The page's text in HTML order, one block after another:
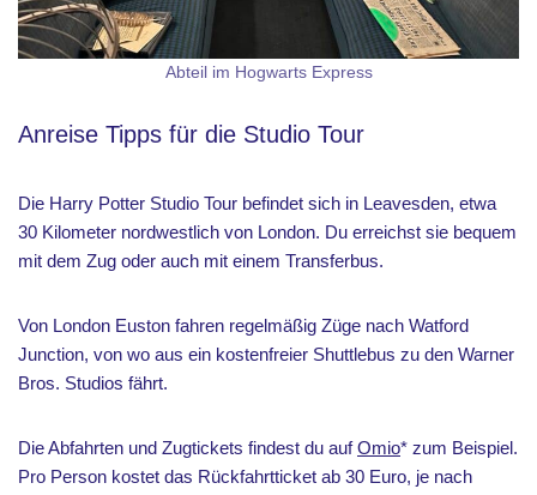
Abteil im Hogwarts Express
Anreise Tipps für die Studio Tour
Die Harry Potter Studio Tour befindet sich in Leavesden, etwa
30 Kilometer nordwestlich von London. Du erreichst sie bequem
mit dem Zug oder auch mit einem Transferbus.
Von London Euston fahren regelmäßig Züge nach Watford
Junction, von wo aus ein kostenfreier Shuttlebus zu den Warner
Bros. Studios fährt.
Die Abfahrten und Zugtickets findest du aufOmio* zum Beispiel.
Pro Person kostet das Rückfahrtticket ab 30 Euro, je nach